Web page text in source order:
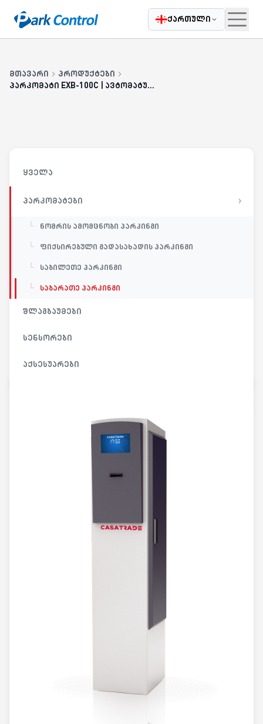
Casatrade კარიერა ბლოგი
ქართული
მთავარი
პროდუქტები
პარკომატი EXB-100C | ავტომატური გამსვლელი ტერმინალი
ყველა
პარკომატები
ნომრის ამომცნობი პარკინგი
ფიქსირებული გადასახადის პარკინგი
საბილეთე პარკინგი
საბარათე პარკინგი
შლაგბაუმები
სენსორები
აქსესუარები